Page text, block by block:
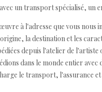
un transport spécialisé, un
à l'adresse que vous nous
la destination et les
depuis l'atelier de
dans le monde entier avec
le transport, l'assurance